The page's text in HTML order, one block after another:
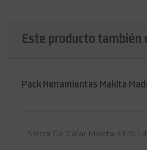
Este producto también
Pack Herramientas Makita